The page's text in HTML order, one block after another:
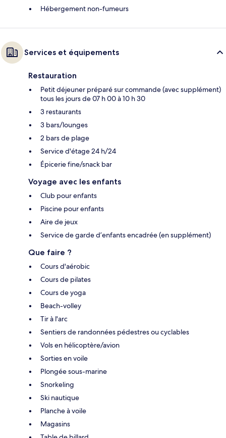
Hébergement non-fumeurs
Services et équipements
Restauration
Petit déjeuner préparé sur commande (avec supplément)
tous les jours de 07 h 00 à 10 h 30
3 restaurants
3 bars/lounges
2 bars de plage
Service d'étage 24 h/24
Épicerie fine/snack bar
Voyage avec les enfants
Club pour enfants
Piscine pour enfants
Aire de jeux
Service de garde d’enfants encadrée (en supplément)
Que faire ?
Cours d'aérobic
Cours de pilates
Cours de yoga
Beach-volley
Tir à l'arc
Sentiers de randonnées pédestres ou cyclables
Vols en hélicoptère/avion
Sorties en voile
Plongée sous-marine
Snorkeling
Ski nautique
Planche à voile
Magasins